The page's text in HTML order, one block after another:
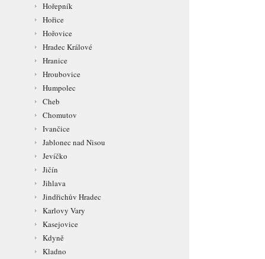
Hořepník
Hořice
Hořovice
Hradec Králové
Hranice
Hroubovice
Humpolec
Cheb
Chomutov
Ivančice
Jablonec nad Nisou
Jevíčko
Jičín
Jihlava
Jindřichův Hradec
Karlovy Vary
Kasejovice
Kdyně
Kladno